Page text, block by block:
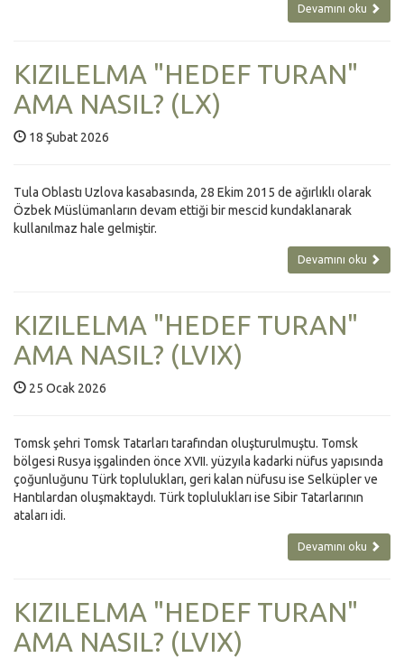
Devamını oku
KIZILELMA "HEDEF TURAN"
AMA NASIL? (LX)
18 Şubat 2026
Tula Oblastı Uzlova kasabasında, 28 Ekim 2015 de ağırlıklı olarak
Özbek Müslümanların devam ettiği bir mescid kundaklanarak
kullanılmaz hale gelmiştir.
Devamını oku
KIZILELMA "HEDEF TURAN"
AMA NASIL? (LVIX)
25 Ocak 2026
Tomsk şehri Tomsk Tatarları tarafından oluşturulmuştu. Tomsk
bölgesi Rusya işgalinden önce XVII. yüzyıla kadarki nüfus yapısında
çoğunluğunu Türk toplulukları, geri kalan nüfusu ise Selküpler ve
Hantılardan oluşmaktaydı. Türk toplulukları ise Sibir Tatarlarının
ataları idi.
Devamını oku
KIZILELMA "HEDEF TURAN"
AMA NASIL? (LVIX)